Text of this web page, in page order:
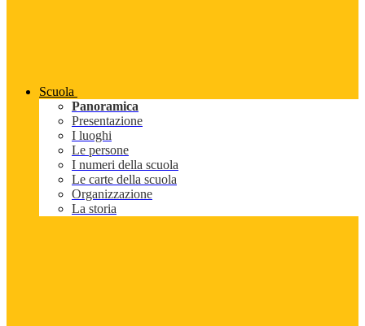
Scuola
Panoramica
Presentazione
I luoghi
Le persone
I numeri della scuola
Le carte della scuola
Organizzazione
La storia